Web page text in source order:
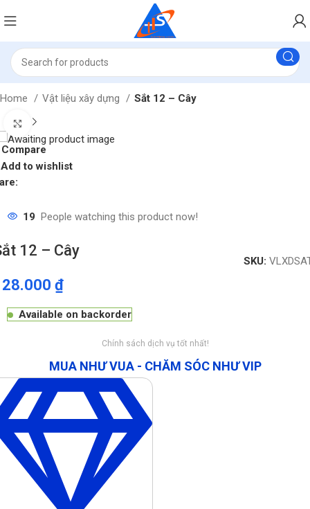
Home Vật liệu xây dựng Sắt 12 – Cây
Click to enlarge
Compare
Add to wishlist
19 People watching this product now!
12 – Cây
SKU:
₫
Available on backorder
Chính sách dịch vụ tốt nhất!
MUA NHƯ VUA - CHĂM SÓC NHƯ VIP